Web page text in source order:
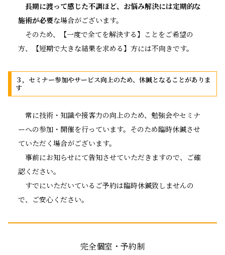
長期に渡って感じた不調ほど、お悩み解決には定期的な
施術が必要な場合がございます。
そのため、【一度で全てを解決する】ことをご希望の
方、【短期で大きな結果を求める】方には不向きです。
３，セミナー参加やサービス向上のため、休鍼となることがありま
す
常に技術・知識や接客力の向上のため、勉強会やセミナ
ーへの参加・開催を行っています。そのため臨時休鍼させ
ていただく場合がございます。
事前にお知らせにて告知させていただきますので、ご確
認ください。
すでにいただいているご予約は臨時休鍼致しませんの
で、ご安心ください。
完全個室・予約制